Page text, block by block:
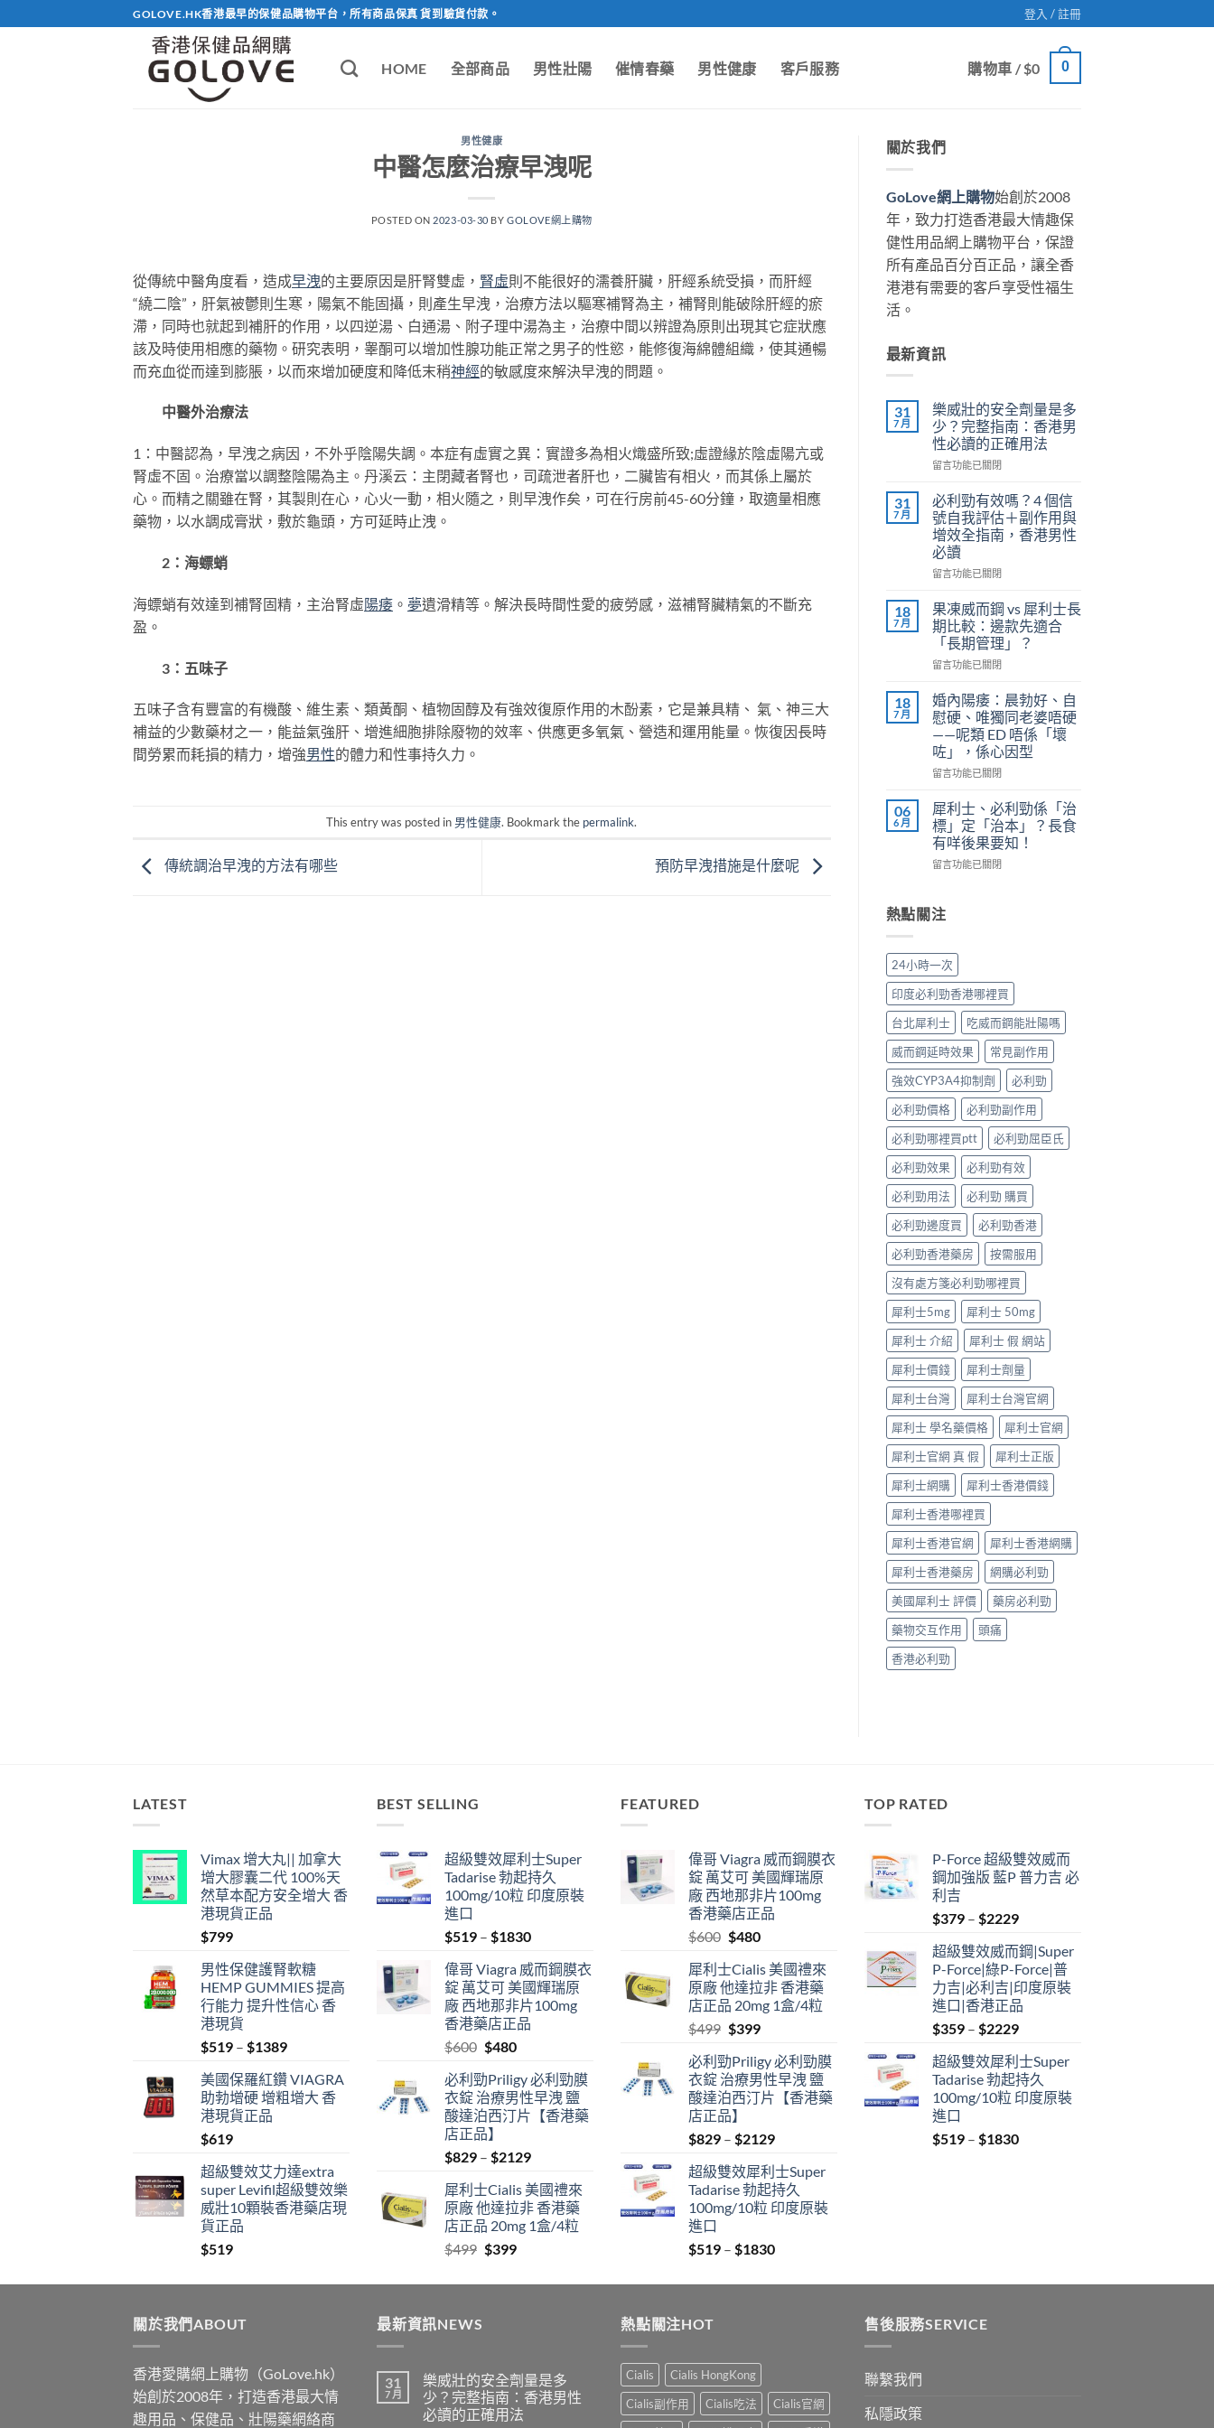
to
GOLOVE.HK香港最早的保健品購物平台，所有商品保真 貨到驗貨付款。 登入 / 註冊
HOME 全部商品 男性壯陽 催情春藥 男性健康 客戶服務 購物車 /$0 0
男性健康
中醫怎麼治療早洩呢
POSTED ON 2023-03-30 BYGOLOVE網上購物
從傳統中醫角度看，造成早洩的主要原因是肝腎雙虛， 腎虛則不能很好的濡養肝臟，肝經系統受損，而肝經
“繞二陰”，肝氣被鬱則生寒，陽氣不能固攝，則產生早洩，治療方法以驅寒補腎為主，補腎則能破除肝經的瘀
滯，同時也就起到補肝的作用，以四逆湯、白通湯、附子理中湯為主，治療中間以辨證為原則出現其它症狀應
該及時使用相應的藥物。研究表明，睾酮可以增加性腺功能正常之男子的性慾，能修復海綿體組織，使其通暢
而充血從而達到膨脹，以而來增加硬度和降低末稍神經的敏感度來解決早洩的問題。
中醫外治療法
1：中醫認為，早洩之病因，不外乎陰陽失調。本症有虛實之異：實證多為相火熾盛所致;虛證緣於陰虛陽亢或
腎虛不固。治療當以調整陰陽為主。丹溪云：主閉藏者腎也，司疏泄者肝也，二臟皆有相火，而其係上屬於
心。而精之關雖在腎，其製則在心，心火一動，相火隨之，則早洩作矣，可在行房前45-60分鐘，取適量相應
藥物，以水調成膏狀，敷於龜頭，方可延時止洩。
2：海螵蛸
海螵蛸有效達到補腎固精，主治腎虛陽痿 。 夢遺滑精等。解決長時間性愛的疲勞感，滋補腎臟精氣的不斷充
盈。
3：五味子
五味子含有豐富的有機酸、維生素、類黃酮、植物固醇及有強效復原作用的木酚素，它是兼具精、 氣、神三大
補益的少數藥材之一，能益氣強肝、增進細胞排除廢物的效率、供應更多氧氣、營造和運用能量。恢復因長時
間勞累而耗損的精力，增強男性的體力和性事持久力。
This entry was posted in 男性健康. Bookmark the permalink.
傳統調治早洩的方法有哪些 預防早洩措施是什麼呢
關於我們
GoLove網上購物始創於2008
年，致力打造香港最大情趣保
健性用品網上購物平台，保證
所有產品百分百正品，讓全香
港港有需要的客戶享受性福生
活。
最新資訊
31
7 月
樂威壯的安全劑量是多
少？完整指南：香港男
性必讀的正確用法
在
威
壯
的
安
全
劑
是
多
少？
整
南：
香
港
男
性
必
的
正
確
用
法〉
留言功能已關閉
31
7 月
必利勁有效嗎？4 個信
號自我評估＋副作用與
增效全指南，香港男性
必讀
在
利
勁
有
嗎？
個
信
號
我
評
＋
副
作
用
與
全
香
男
性
必
讀〉
中
留言功能已關閉
18
7 月
果凍威而鋼 vs 犀利士長
期比較：邊款先適合
「長期管理」？
在
凍
威
而
鋼
vs
犀
士
長
期
比
較：
先
適
「長
管
理」？〉
中
留言功能已關閉
18
7 月
婚內陽痿：晨勃好、自
慰硬、唯獨同老婆唔硬
——呢類 ED 唔係「壞
咗」，係心因型
在
內
陽
痿：
晨
勃
慰
獨
老
婆
唔
硬
——
呢
類
ED
唔
係
「壞
咗」，
係
心
因
型〉
中
留言功能已關閉
06
6 月
犀利士、必利勁係「治
標」定「治本」？長食
有咩後果要知！
在
士、
必
勁
「治
標」
定
「治
本」？
長
食
有
咩
後
果
要
知！〉
中
留言功能已關閉
熱點關注
24小時一次
印度必利勁香港哪裡買
台北犀利士
吃威而鋼能壯陽嗎
威而鋼延時效果
常見副作用
強效CYP3A4抑制劑
必利勁
必利勁價格
必利勁副作用
必利勁哪裡買ptt
必利勁屈臣氏
必利勁效果
必利勁有效
必利勁用法
必利勁 購買
必利勁邊度買
必利勁香港
必利勁香港藥房
按需服用
沒有處方箋必利勁哪裡買
犀利士5mg
犀利士 50mg
犀利士 介紹
犀利士 假 網站
犀利士價錢
犀利士劑量
犀利士台灣
犀利士台灣官網
犀利士 學名藥價格
犀利士官網
犀利士官網 真 假
犀利士正版
犀利士網購
犀利士香港價錢
犀利士香港哪裡買
犀利士香港官網
犀利士香港網購
犀利士香港藥房
網購必利勁
美國犀利士 評價
藥房必利勁
藥物交互作用
頭痛
香港必利勁
LATEST
Vimax 增大丸|| 加拿大
增大膠囊二代 100%天
然草本配方安全增大 香
港現貨正品
$799
男性保健護腎軟糖
HEMP GUMMIES 提高
行能力 提升性信心 香
港現貨
$519 – $1389Price
$519
through
美國保羅紅鑽 VIAGRA
助勃增硬 增粗增大 香
港現貨正品
$619
超級雙效艾力達extra
super Levifil超級雙效樂
威壯10顆裝香港藥店現
貨正品
$519
BEST SELLING
超級雙效犀利士Super
Tadarise 勃起持久
100mg/10粒 印度原裝
進口
$519 – $1830Price
$519
through
$1830
偉哥 Viagra 威而鋼膜衣
錠 萬艾可 美國輝瑞原
廠 西地那非片100mg
香港藥店正品
$600 Original
was:
$600.
$480Current
is:
$480.
必利勁Priligy 必利勁膜
衣錠 治療男性早洩 鹽
酸達泊西汀片【香港藥
店正品】
$829 – $2129Price
$829
through
$2129
犀利士Cialis 美國禮來
原廠 他達拉非 香港藥
店正品 20mg 1盒/4粒
$499 Original
was:
$399Current
is:
FEATURED
偉哥 Viagra 威而鋼膜衣
錠 萬艾可 美國輝瑞原
廠 西地那非片100mg
香港藥店正品
$600 Original
was:
$600.
$480Current
is:
$480.
犀利士Cialis 美國禮來
原廠 他達拉非 香港藥
店正品 20mg 1盒/4粒
$499 Original
was:
$499.
$399Current
is:
$399.
必利勁Priligy 必利勁膜
衣錠 治療男性早洩 鹽
酸達泊西汀片【香港藥
店正品】
$829 – $2129Price
$829
through
$2129
超級雙效犀利士Super
Tadarise 勃起持久
100mg/10粒 印度原裝
進口
$519 – $1830Price
$519
TOP RATED
P-Force 超級雙效威而
鋼加強版 藍P 普力吉 必
利吉
$379 – $2229Price
$379
through
$2229
超級雙效威而鋼|Super
P-Force|綠P-Force|普
力吉|必利吉|印度原裝
進口|香港正品
$359 – $2229Price
$359
through
$2229
超級雙效犀利士Super
Tadarise 勃起持久
100mg/10粒 印度原裝
進口
$519 – $1830Price
關於我們ABOUT
香港愛購網上購物（GoLove.hk）
始創於2008年，打造香港最大情
趣用品、保健品、壯陽藥網絡商
最新資訊NEWS
31
7 月
樂威壯的安全劑量是多
少？完整指南：香港男性
必讀的正確用法
熱點關注HOT
Cialis
Cialis HongKong
Cialis副作用
Cialis吃法
Cialis官網
售後服務SERVICE
聯繫我們
私隱政策